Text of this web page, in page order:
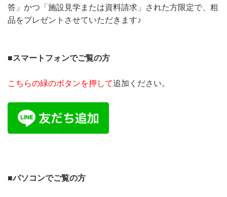
答」かつ「施設見学または資料請求」された方限定で、粗
品をプレゼントさせていただきます♪
■スマートフォンでご覧の方
こちらの緑のボタンを押して追加ください。
■パソコンでご覧の方